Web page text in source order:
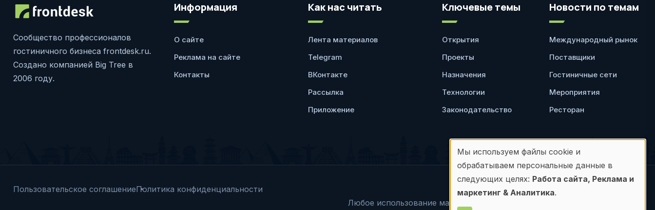
Сообщество профессионалов
гостиничного бизнеса frontdesk.ru.
Создано компанией Big Tree в
2006 году.
Информация
О сайте
Реклама на сайте
Контакты
Как нас читать
Лента материалов
Telegram
ВКонтакте
Рассылка
Приложение
Ключевые темы
Открытия
Проекты
Назначения
Технологии
Законодательство
Новости по темам
Международный рынок
Поставщики
Гостиничные сети
Мероприятия
Ресторан
Пользовательское соглашениеПолитика конфиденциальности
© Frontdesk.ru, 2006-2026
Любое использование материалов с данного сайта допускается только с
Использование
персональных
данных
Мы используем файлы cookie и
обрабатываем персональные данные в
следующих целях: Работа сайта, Реклама и
маркетинг & Аналитика.